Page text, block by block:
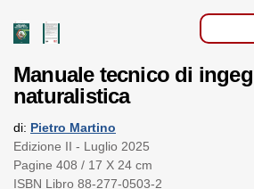
Manuale tecnico di
naturalistica
di: Pietro Martino
Edizione II - Luglio 2025
Pagine 408 / 17 X 24 cm
ISBN Libro 88-277-0503-2